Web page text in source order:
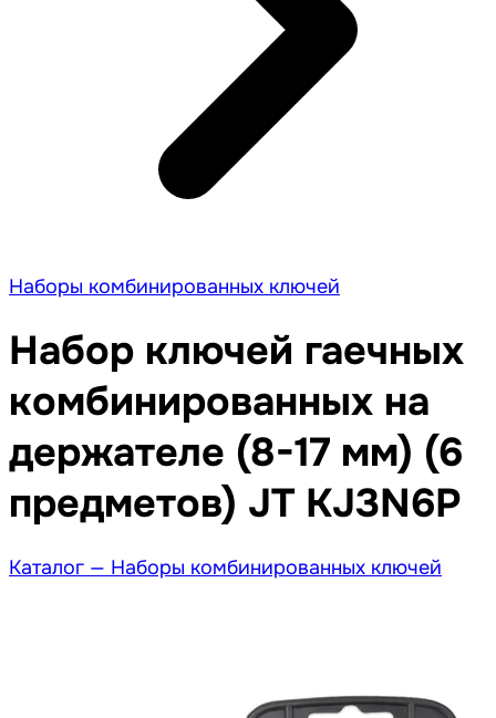
Наборы комбинированных ключей
Набор ключей гаечных
комбинированных на
держателе (8-17 мм) (6
предметов) JT KJ3N6P
Каталог — Наборы комбинированных ключей